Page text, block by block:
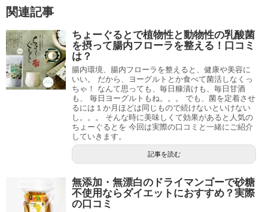
関連記事
ちょーぐるとで植物性と動物性の乳酸菌
を摂って腸内フローラを整える！口コミ
は？
腸内環境、腸内フローラを整えると、健康や美容に
いい。 だから、ヨーグルトとか食べて菌活しなくっ
ちゃ！ なんて思っても、毎日糠漬けも、毎日甘酒
も、 毎日ヨーグルトもね。。。 でも、菌を定着させ
るには１か月ほどは同じもので続けないといけない
し。。。 そんな時に美味しくて効果があると人気の
ちょーぐるとを 今回は実際の口コミと一緒にご紹介
していきます。
記事を読む
無添加・無漂白のドライマンゴーで砂糖
不使用ならダイエットにおすすめ？実際
の口コミ